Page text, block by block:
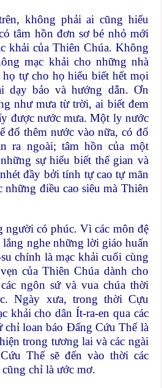
không phải ai cũng hiểu
tâm hồn đơn sơ bé nhỏ mới
khải của Thiên Chúa. Không
mạc khải cho những nhà
tự cho họ hiểu biết hết mọi
dạy bảo và hướng dẫn. Ơn
như mưa từ trời, ai biết đem
được nước mưa. Một ly nước
đổ thêm nước vào nữa, có đổ
ra ngoài; tâm hồn của một
sự hiểu biết thế gian và
đầy bởi tính tự cao tự mãn
những điều cao siêu mà Thiên
người có phúc. Vì các môn đệ
nghe những lời giáo huấn
chính là mạc khải cuối cùng
của Thiên Chúa dành cho
ngôn sứ và vua chúa thời
Ngày xưa, trong thời Cựu
khải cho dân Ít-ra-en qua các
chỉ loan báo Đấng Cứu Thế là
trong tương lai và các ngài
Thế sẽ đến vào thời các
chỉ là ước mơ.